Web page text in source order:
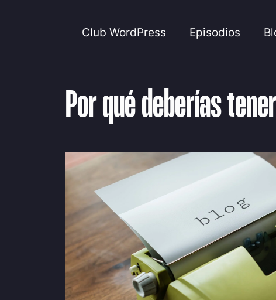
Club WordPress Episodios
Por qué deberías